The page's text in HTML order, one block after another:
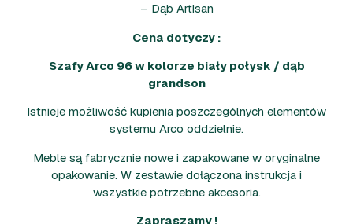
– Dąb Artisan
Cena dotyczy :
Szafy Arco 96 w kolorze biały połysk / dąb
grandson
Istnieje możliwość kupienia poszczególnych elementów
systemu Arco oddzielnie.
Meble są fabrycznie nowe i zapakowane w oryginalne
opakowanie. W zestawie dołączona instrukcja i
wszystkie potrzebne akcesoria.
Zapraszamy !